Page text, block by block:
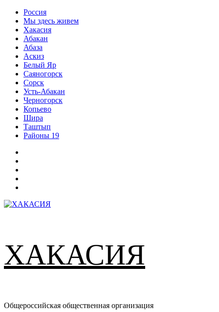
Перейти
содержимому
Россия
Мы здесь живем
Хакасия
Абакан
Абаза
Аскиз
Белый Яр
Саяногорск
Сорск
Усть-Абакан
Черногорск
Копьево
Шира
Таштып
Районы 19
ХАКАСИЯ
Общероссийская общественная организация